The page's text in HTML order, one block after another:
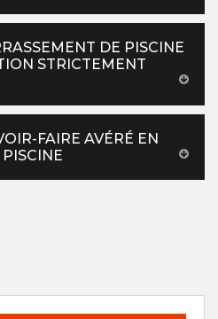
DE PISCINE
STRICTEMENT
FAIRE AVÉRÉ EN